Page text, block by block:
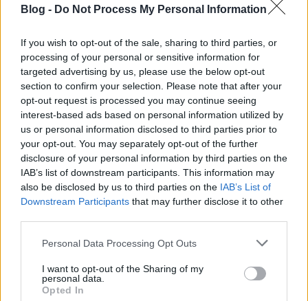
Blog - Do Not Process My Personal Information
If you wish to opt-out of the sale, sharing to third parties, or
processing of your personal or sensitive information for
targeted advertising by us, please use the below opt-out
section to confirm your selection. Please note that after your
opt-out request is processed you may continue seeing
interest-based ads based on personal information utilized by
us or personal information disclosed to third parties prior to
your opt-out. You may separately opt-out of the further
disclosure of your personal information by third parties on the
IAB’s list of downstream participants. This information may
also be disclosed by us to third parties on the IAB’s List of
Downstream Participants that may further disclose it to other
Please note that this website/app uses one or more Google
not limited to your visit or usage behaviour. You may click to
grant or deny consent to Google and its third-party tags to
use your data for below specified purposes in below Google
Personal Data Processing Opt Outs
I want to opt-out of the Sharing of my
personal data.
Opted In
Deli János:Ilyen árakon, amilyenekkel dolgozunk,
Mi a helyzet a büfékkel? Azokra mindig is lesz igény.
Csapody Balázs:Nem értek egyet azzal, hogy a
strandbüfék gulyást, bélszínt adnak. Olyan étlapot
tartanak a kis konyhákon, mint egy komoly
étteremben. Ennek megvan az a veszélye, hogy a
vendég eszik ott valami rosszat, és azt mondja, hogy
nem is megyek el étterembe itt, mert minek. A büfék
áruljanak egyszerű ételeket, igényes szendvicseket,
salátákat, gyümölcsöket.
Deli János:A minőségi street food-ot, vagyis beach
food-ot imádnák a magyar vendégek. Ez egy komoly
Mi az, amin mindenképp változtatni kellene?